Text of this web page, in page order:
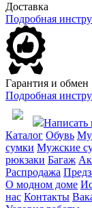
Доставка
Подробная
Гарантия и обмен
Подробная
Написать
Каталог Обувь
сумки Мужские
рюкзаки Багаж
Распродажа
О модном доме
нас Контакты